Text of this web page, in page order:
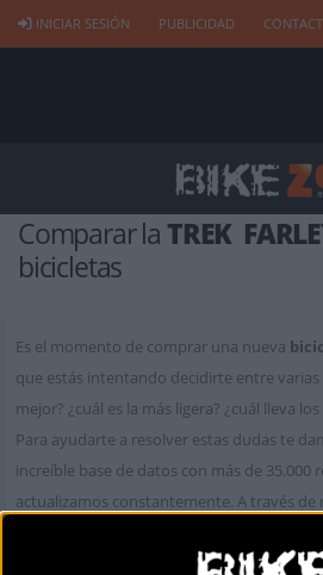
INICIAR SESIÓN PUBLICIDAD
Comparar laTREK
bicicletas
Es el momento de comprar una nueva
que estás intentando decidirte entre varias
mejor? ¿cuál es la más ligera? ¿cuál lleva
Para ayudarte a resolver estas dudas te
increíble base de datos con más de 35.000
actualizamos constantemente. A través
y puedes usarlo con tu pc, tablet o